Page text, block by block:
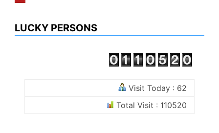
LUCKY PERSONS
Visit Today : 62
Total Visit : 110520